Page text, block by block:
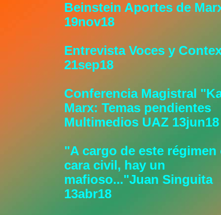
Beinstein Aportes de
19nov18
Entrevista Voces y
21sep18
Conferencia Magistral
Marx: Temas pendientes
Multimedios UAZ 13jun18
"A cargo de este régimen
cara civil, hay un
mafioso..."Juan Singuita
13abr18